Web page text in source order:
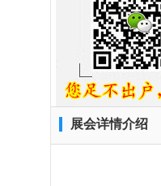
展会详情介绍